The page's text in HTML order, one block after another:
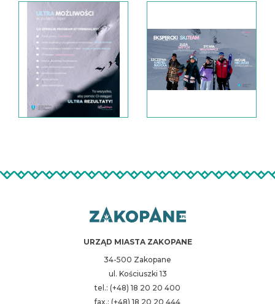
URZĄD MIASTA ZAKOPANE
34-500 Zakopane
ul. Kościuszki 13
tel.: (+48) 18 20 20 400
fax.: (+48) 18 20 20 444